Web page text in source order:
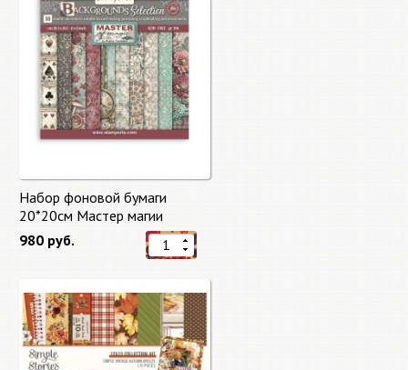
Набор фоновой бумаги
20*20см Мастер магии
"Master of Magic" 10 листов +
бонус от Stamperia
980 руб.